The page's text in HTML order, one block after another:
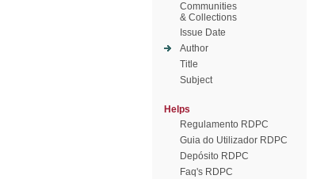
Communities
& Collections
Issue Date
Author
Title
Subject
Helps
Regulamento RDPC
Guia do Utilizador RDPC
Depósito RDPC
Faq's RDPC